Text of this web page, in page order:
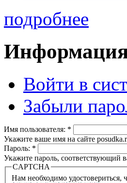
подробнее
Информация
Войти в
Забыли
Имя пользователя: *
Укажите ваше имя на сайте
Пароль: *
Укажите пароль, соответствующий
CAPTCHA
Нам необходимо удостовериться,